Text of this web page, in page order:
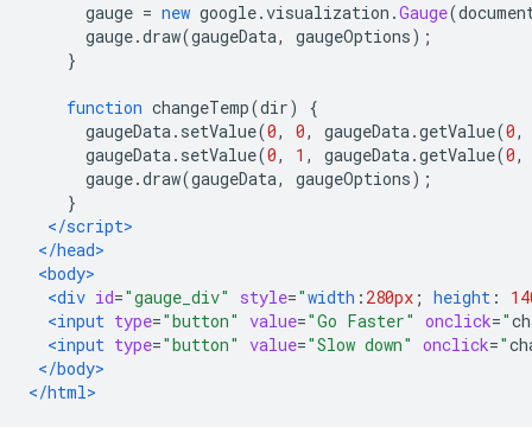
gauge = new google.visualization .Gauge(
gauge.draw(gaugeData, gaugeOptions);
}
function changeTemp(dir)
{
gaugeData. setValue(0, 0, gaugeData.getValue(0,
gaugeData. setValue(0, 1 , gaugeData.getValue(0,
gauge.draw(gaugeData, gaugeOptions);
}
</script>
</head>
<body>
<div id="gauge_div" style="width : 280px ; height :
<input type="button" value="Go Faster" onclick="
<input type="button" value="Slow down" onclick="
</body>
</html>